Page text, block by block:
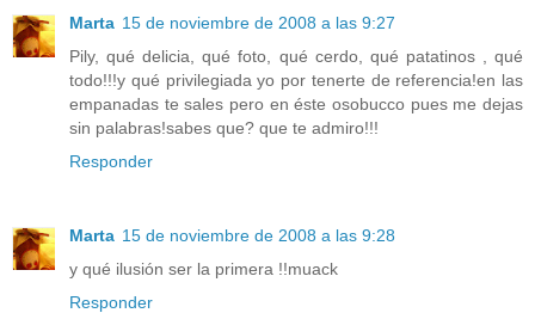
Marta 15 de noviembre de 2008 a las 9:27
Pily, qué delicia, qué foto, qué cerdo, qué patatinos , qué
todo!!!y qué privilegiada yo por tenerte de referencia!en las
empanadas te sales pero en éste osobucco pues me dejas
sin palabras!sabes que? que te admiro!!!
Responder
Marta 15 de noviembre de 2008 a las 9:28
y qué ilusión ser la primera !!muack
Responder